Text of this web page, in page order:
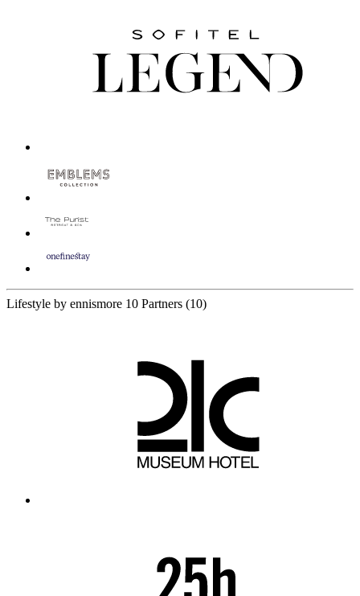
Lifestyle by ennismore 10 Partners (10)